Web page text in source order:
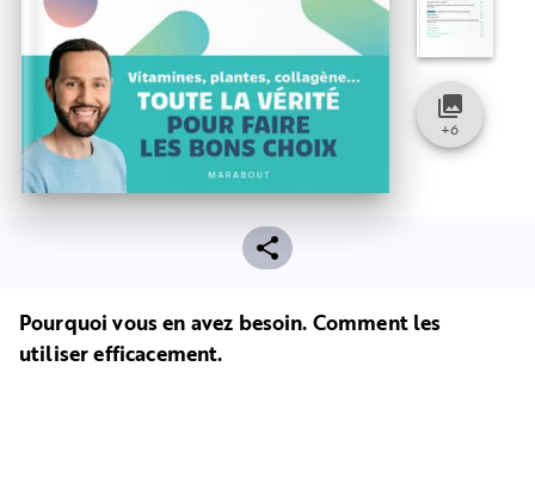
Pourquoi vous en avez besoin. Comment les
utiliser efficacement.
collections
+6